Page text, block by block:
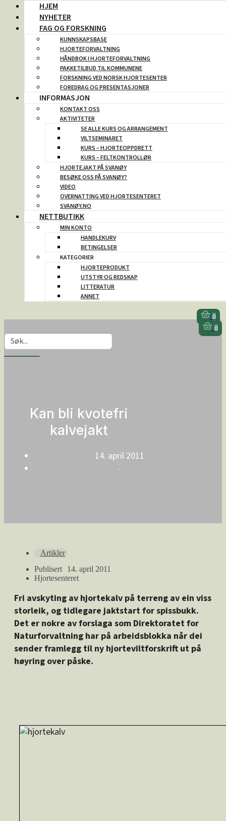
HJEM
NYHETER
FAG OG FORSKNING
KUNNSKAPSBASE
HJORTEFORVALTNING
HÅNDBOK I HJORTEFORVALTNING
PAKKETILBUD TIL KOMMUNENE
FORSKNING VED NORSK HJORTESENTER
FOREDRAG OG PRESENTASJONER
INFORMASJON
KONTAKT OSS
AKTIVITETER
SE ALLE KURS OG ARRANGEMENT
VILTSEMINARET
KURS – HJORTEOPPDRETT
KURS – FELTKONTROLLØR
HJORTEJAKT PÅ SVANØY
BESØKE OSS PÅ SVANØY?
VIDEO
OVERNATTING VED HJORTESENTERET
SVANØY.NO
NETTBUTIKK
MIN KONTO
HANDLEKURV
BETINGELSER
KATEGORIER
HJORTEPRODUKT
UTSTYR OG REDSKAP
LITTERATUR
ANNET
0
0
Kan bli kvotefri
kalvejakt
14. april 2011
-
Artikler
Publisert
14. april 2011
Hjortesenteret
Fri avskyting av hjortekalv på terreng av ein viss
storleik, og tidlegare jaktstart for spissbukk.
Det er nokre av forslaga som Direktoratet for
Naturforvaltning har på arbeidsblokka når dei
sender framlegg til ny hjorteviltforskrift ut på
høyring over påske.